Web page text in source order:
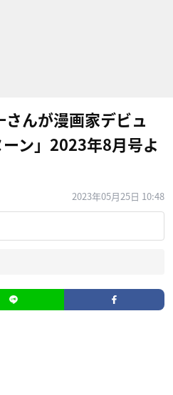
さんが漫画家デビュ
ン」2023年8月号よ
2023年05月25日 10:48